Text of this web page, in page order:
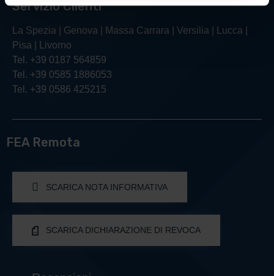
Servizio Clienti
La Spezia | Genova | Massa Carrara | Versilia | Lucca |
Pisa | Livorno
Tel. +39 0187 564859
Tel. +39 0585 1886053
Tel. +39 0586 425215
FEA Remota
SCARICA NOTA INFORMATIVA
SCARICA DICHIARAZIONE DI REVOCA